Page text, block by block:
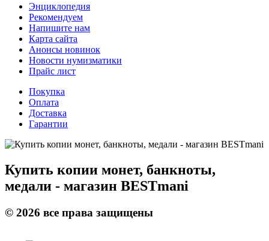
Энциклопедия
Рекомендуем
Напишите нам
Карта сайта
Анонсы новинок
Новости нумизматики
Прайс лист
Покупка
Оплата
Доставка
Гарантии
Купить копии монет, банкноты,
медали - магазин BESTmani
© 2026 все права защищены